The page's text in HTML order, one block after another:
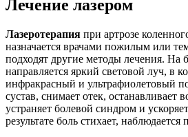
Лечение лазером
Лазеротерапия при артрозе
назначается врачами пожилым или
подходят другие методы лечения. На
направляется яркий световой луч, в
инфракрасный и ультрафиолетовый
сустав, снимает отек, останавливает
устраняет болевой синдром и
результате боль стихает,